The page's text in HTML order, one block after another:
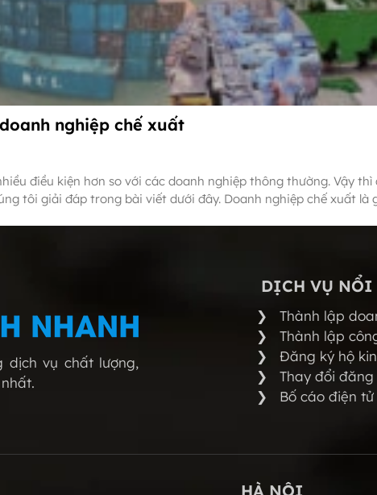
nghiệp chế xuất
điều kiện hơn so với các doanh nghiệp thông thường. Vậy
tôi giải đáp trong bài viết dưới đây. Doanh nghiệp chế xuất là
dịch vụ chất lượng,
DỊCH VỤ NỔI
Thành lập
Thành lập
Đăng ký hộ
Thay đổi
Bố cáo điện tử
HÀ NỘI